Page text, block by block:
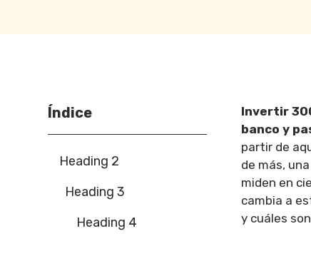
Índice
Heading 2
Heading 3
Heading 4
Invertir
banco y
partir de
de más,
miden en
cambia a
y cuáles